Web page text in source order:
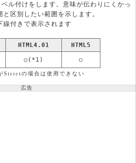
ル付けをします。意味が伝わりにくかっ
区別したい範囲を示します。
線付きで表示されます
HTML4.01 HTML5
○(*1) ○
の場合は使用できない
広告